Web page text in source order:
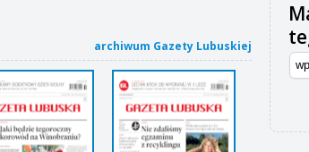
archiwum Gazety Lubuskiej